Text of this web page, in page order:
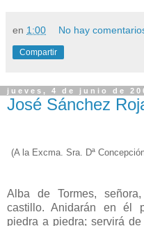
en 1:00 No hay
Compartir
jueves, 4 de junio de
José Sánchez
(A la Excma. Sra. Dª
Alba de Tormes,
castillo. Anidarán en él
piedra a piedra; servirá